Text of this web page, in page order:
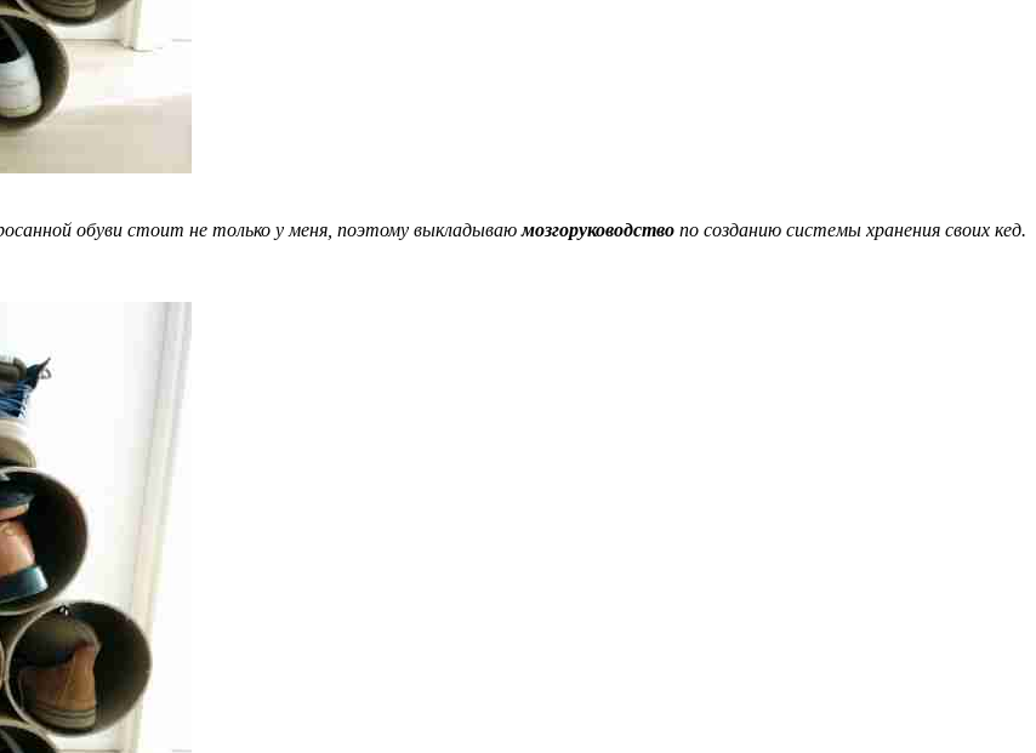
обуви стоит не только у меня, поэтому выкладываюмозгоруководство по созданию системы хранения своих кед.